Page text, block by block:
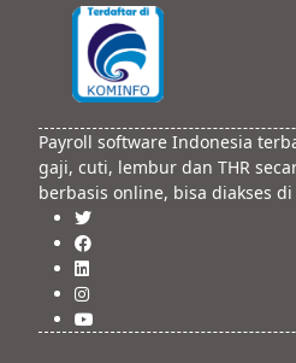
Payroll software Indonesia
gaji, cuti, lembur dan THR
berbasis online, bisa diakses di